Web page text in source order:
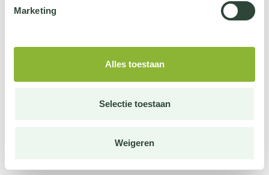
Marketing
Alles toestaan
Selectie toestaan
Weigeren